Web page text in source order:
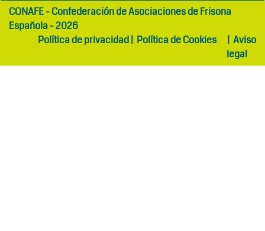
girls
abaya
maltepe
otelCONAFE - Confederación de Asociaciones de Frisona
Española - 2026
Política de privacidad| Política de Cookies | Aviso
legal